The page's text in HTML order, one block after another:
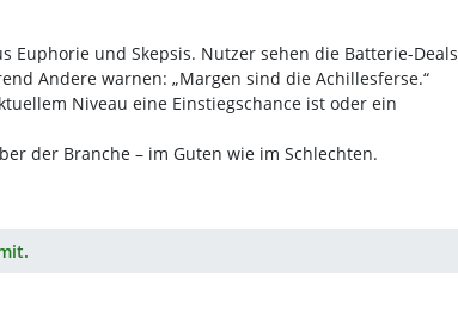
Euphorie und Skepsis. Nutzer sehen die Batterie-Deals
Andere warnen: „Margen sind die Achillesferse.“
Niveau eine Einstiegschance ist oder ein
der Branche – im Guten wie im Schlechten.